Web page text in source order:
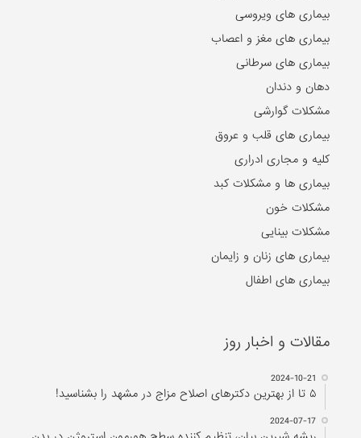
غدد و متابولیسم
جنسی و زناشویی
بیماری های پوست و مو
بیماری های ویروسی
بیماری های مغز و اعصاب
بیماری های سرطانی
دهان و دندان
مشکلات گوارشی
بیماری های قلب و عروق
کلیه و مجاری ادراری
بیماری ها و مشکلات کبد
مشکلات خون
بیماری های اطفال
مقالات و اخبار روز